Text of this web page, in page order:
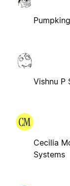
Vishnu P
Cecilia
Systems